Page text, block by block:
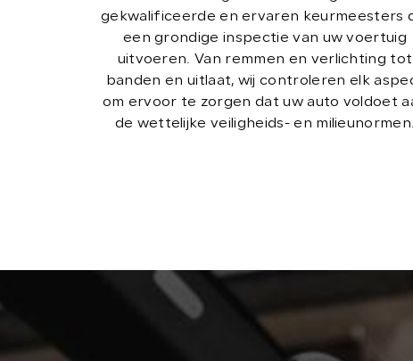
gekwalificeerde en ervaren keurmeesters
een grondige inspectie van uw voertuig
uitvoeren. Van remmen en verlichting tot
banden en uitlaat, wij controleren elk
om ervoor te zorgen dat uw auto voldoet
de wettelijke veiligheids- en milieunormen.